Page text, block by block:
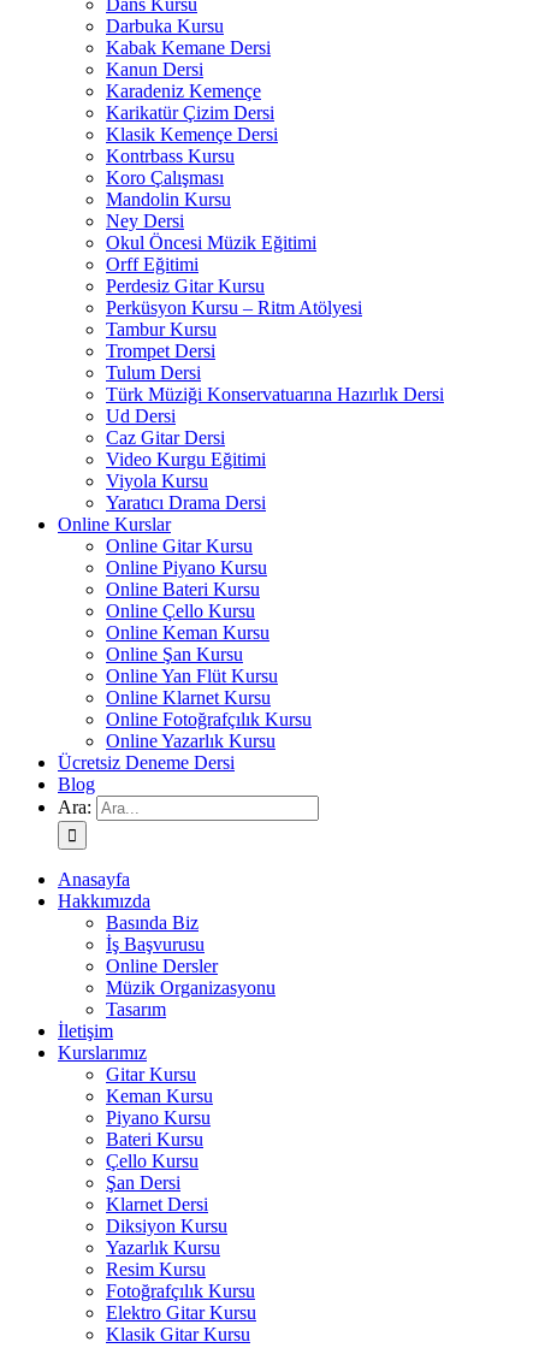
Dans Kursu
Darbuka Kursu
Kabak Kemane Dersi
Kanun Dersi
Karadeniz Kemençe
Karikatür Çizim Dersi
Klasik Kemençe Dersi
Kontrbass Kursu
Koro Çalışması
Mandolin Kursu
Ney Dersi
Okul Öncesi Müzik Eğitimi
Orff Eğitimi
Perdesiz Gitar Kursu
Perküsyon Kursu – Ritm Atölyesi
Tambur Kursu
Trompet Dersi
Tulum Dersi
Türk Müziği Konservatuarına Hazırlık Dersi
Ud Dersi
Caz Gitar Dersi
Video Kurgu Eğitimi
Viyola Kursu
Yaratıcı Drama Dersi
Online Kurslar
Online Gitar Kursu
Online Piyano Kursu
Online Bateri Kursu
Online Çello Kursu
Online Keman Kursu
Online Şan Kursu
Online Yan Flüt Kursu
Online Klarnet Kursu
Online Fotoğrafçılık Kursu
Online Yazarlık Kursu
Ücretsiz Deneme Dersi
Blog
Ara:
Anasayfa
Hakkımızda
Basında Biz
İş Başvurusu
Online Dersler
Müzik Organizasyonu
Tasarım
İletişim
Kurslarımız
Gitar Kursu
Keman Kursu
Piyano Kursu
Bateri Kursu
Çello Kursu
Şan Dersi
Klarnet Dersi
Diksiyon Kursu
Yazarlık Kursu
Resim Kursu
Fotoğrafçılık Kursu
Elektro Gitar Kursu
Klasik Gitar Kursu